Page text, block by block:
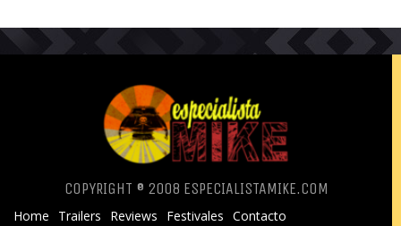
COPYRIGHT ® 2008 ESPECIALISTAMIKE.COM
Home Trailers Reviews Festivales Contacto